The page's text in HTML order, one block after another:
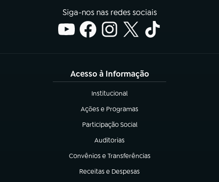
Siga-nos nas redes sociais
Acesso à Informação
Institucional
(abre em nova aba)
Ações e Programas
(abre em nova aba)
Participação Social
(abre em nova aba)
Auditorias
(abre em nova aba)
Convênios e Transferências
(abre em nova aba)
Receitas e Despesas
(abre em nova aba)